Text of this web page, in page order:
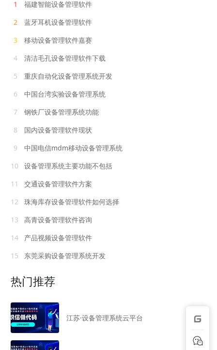
1
福建智能设备管理软件
2
蓝牙耳机设备管理软件
3
移动设备管理软件嘉赛
4
清洁毛孔设备管理软件下载
5
重庆自动化设备管理系统开发
6
中国台湾实验设备管理系统
7
钢铁厂设备管理系统功能
8
国内设备管理软件现状
9
中国电信mdm移动设备管理系统
10
设备管理系统主要功能不包括
11
交通设备管理软件方案
12
珠海库存设备管理软件如何选择
13
高青设备管理软件咨询
14
产品视频设备管理软件
15
东莞采购设备管理系统开发
热门推荐
江苏·设备管理系统云平台